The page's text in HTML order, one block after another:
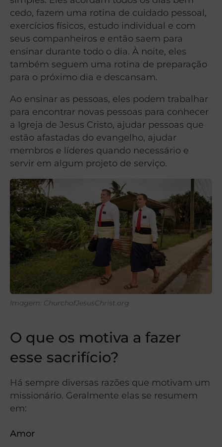
cedo, fazem uma rotina de cuidado pessoal,
exercícios físicos, estudo individual e com
seus companheiros e então saem para
ensinar durante todo o dia. À noite, eles
também seguem uma rotina de preparação
para o próximo dia e descansam.
Ao ensinar as pessoas, eles podem trabalhar
para encontrar novas pessoas para conhecer
a Igreja de Jesus Cristo, ajudar pessoas que
estão afastadas do evangelho, ajudar
membros e líderes quando necessário e
servir em algum projeto de serviço.
Imagem: ChurchofJesusChrist.org
O que os motiva a fazer
esse sacrifício?
Há sempre diversas razões que motivam um
missionário. Geralmente elas se resumem
em:
Amor